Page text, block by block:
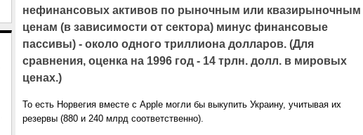
нефинансовых активов по рыночным или квазирыночным
ценам (в зависимости от сектора) минус финансовые
пассивы) - около одного триллиона долларов. (Для
сравнения, оценка на 1996 год - 14 трлн. долл. в мировых
ценах.)
То есть Норвегия вместе с Apple могли бы выкупить Украину, учитывая их
резервы (880 и 240 млрд соответственно).